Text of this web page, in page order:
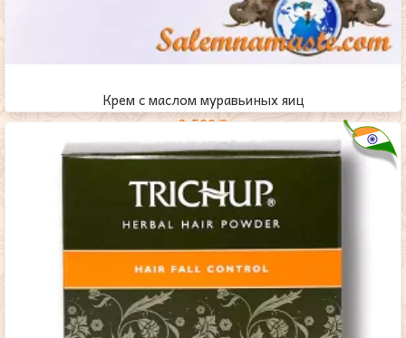
Крем с маслом муравьиных яиц
2,500₸